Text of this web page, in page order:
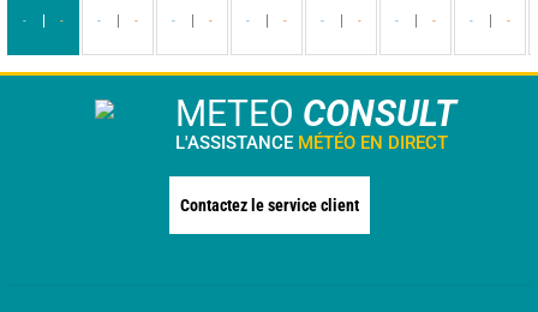
- - - - - - - - - - - - - -
METEO CONSULT
L'ASSISTANCE MÉTÉO EN DIRECT
Contactez le service client